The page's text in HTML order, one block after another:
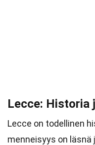
Lecce: Historia
Lecce on todellinen
menneisyys on läsnä